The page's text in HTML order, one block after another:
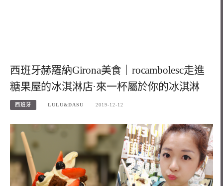
西班牙赫羅納Girona美食｜rocambolesc走進
糖果屋的冰淇淋店·來一杯屬於你的冰淇淋
西班牙 LULU&DASU 2019-12-12